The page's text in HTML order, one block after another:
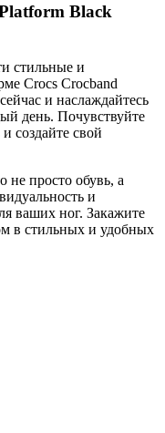
Black
стильные и
Crocs Crocband
и наслаждайтесь
день. Почувствуйте
создайте свой
не просто обувь, а
и
ваших ног. Закажите
в стильных и удобных